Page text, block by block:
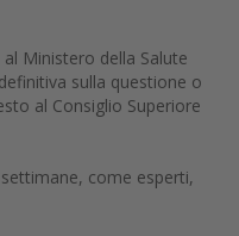
Ministero della Salute
sulla questione o
al Consiglio Superiore
come esperti,